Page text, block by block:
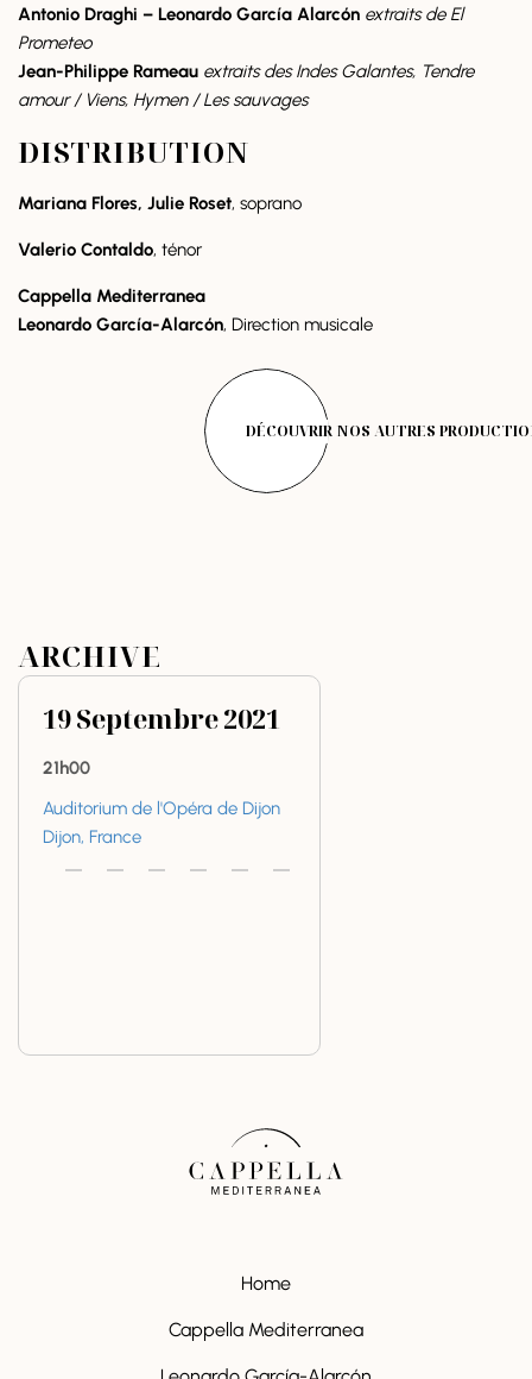
Antonio Draghi – Leonardo García Alarcón extraits de El
Prometeo
Jean-Philippe Rameau extraits des Indes Galantes, Tendre
amour / Viens, Hymen / Les sauvages
DISTRIBUTION
Mariana Flores, Julie Roset, soprano
Valerio Contaldo, ténor
Cappella Mediterranea
Leonardo García-Alarcón, Direction musicale
DÉCOUVRIR NOS AUTRES
ARCHIVE
19Septembre2021
21h00
Auditorium de l'Opéra de Dijon
Dijon, France
Home
Cappella Mediterranea